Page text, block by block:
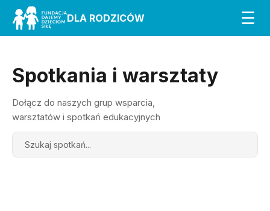
DLA RODZICÓW ☰
Spotkania i warsztaty
Dołącz do naszych grup wsparcia,
warsztatów i spotkań edukacyjnych
Search